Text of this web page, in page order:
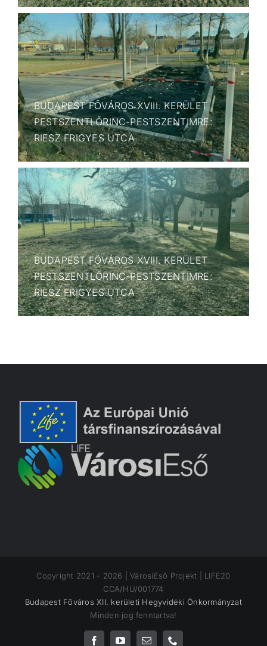
BUDAPEST FŐVÁROS XVIII. KERÜLET
PESTSZENTLŐRINC-PESTSZENTIMRE:
RIESZ FRIGYES UTCA
BUDAPEST FŐVÁROS XVIII. KERÜLET
PESTSZENTLŐRINC-PESTSZENTIMRE:
RIESZ FRIGYES UTCA
Copyright 2021 - 2026 | VárosiEső Projekt | LIFE20
CCA/HU/001774
Budapest Főváros XII. kerületi Hegyvidéki Önkormányzat
Minden jog fenntartva!